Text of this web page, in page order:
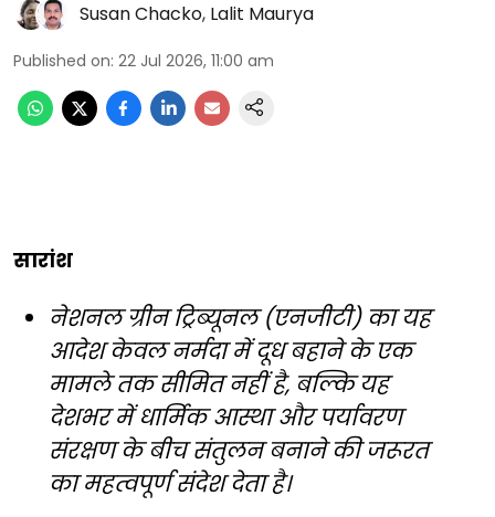
Susan Chacko, Lalit Maurya
Published on: 22 Jul 2026, 11:00 am
सारांश
नेशनल ग्रीन ट्रिब्यूनल (एनजीटी) का यह
आदेश केवल नर्मदा में दूध बहाने के एक
मामले तक सीमित नहीं है, बल्कि यह
देशभर में धार्मिक आस्था और पर्यावरण
संरक्षण के बीच संतुलन बनाने की जरूरत
का महत्वपूर्ण संदेश देता है।